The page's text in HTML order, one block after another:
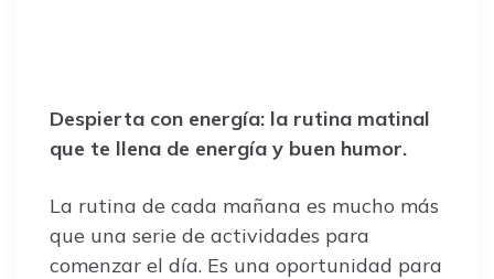
Despierta con energía: la rutina matinal
que te llena de energía y buen humor.
La rutina de cada mañana es mucho más
que una serie de actividades para
comenzar el día. Es una oportunidad para